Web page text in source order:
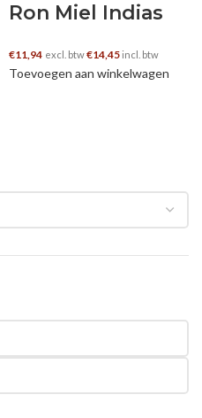
Ron Miel Indias
€11,94 excl. btw€14,45 incl. btw
Toevoegen aan winkelwagen